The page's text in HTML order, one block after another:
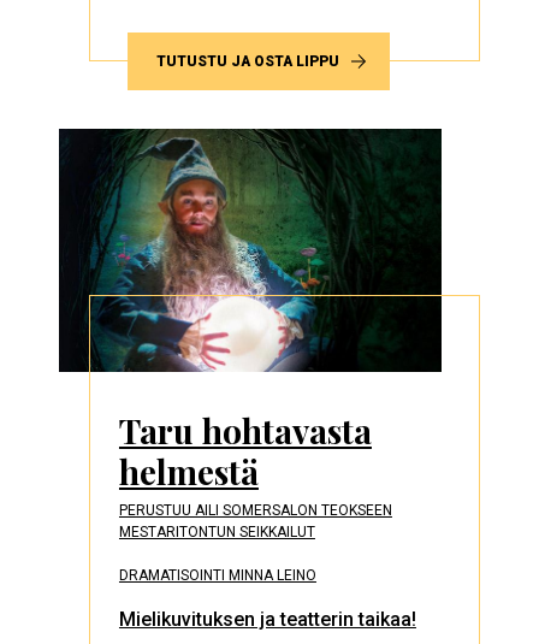
TUTUSTU JA OSTA LIPPU
Taru hohtavasta
helmestä
PERUSTUU AILI SOMERSALON TEOKSEEN
MESTARITONTUN SEIKKAILUT
DRAMATISOINTI MINNA LEINO
Mielikuvituksen ja teatterin taikaa!